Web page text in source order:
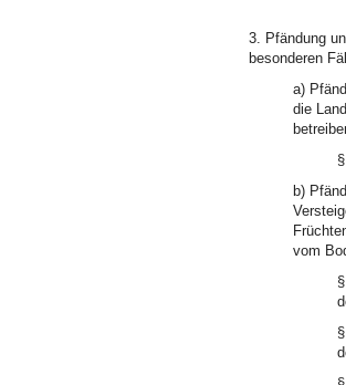
3. Pfändung
besonderen
a)
die
b)
vom